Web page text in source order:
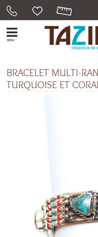
MENU
BRACELET MULTI-
TURQUOISE ET